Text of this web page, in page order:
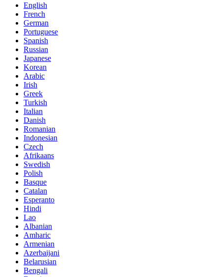
English
French
German
Portuguese
Spanish
Russian
Japanese
Korean
Arabic
Irish
Greek
Turkish
Italian
Danish
Romanian
Indonesian
Czech
Afrikaans
Swedish
Polish
Basque
Catalan
Esperanto
Hindi
Lao
Albanian
Amharic
Armenian
Azerbaijani
Belarusian
Bengali